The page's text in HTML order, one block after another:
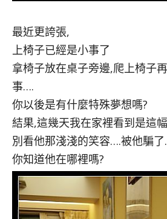
最近更誇張,
上椅子已經是小事了
拿椅子放在桌子旁邊,爬上椅子
事….
你以後是有什麼特殊夢想嗎?
結果,這幾天我在家裡看到是這
別看他那淺淺的笑容….被他騙
你知道他在哪裡嗎?